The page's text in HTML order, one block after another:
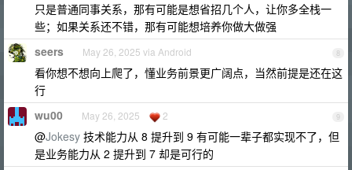
只是普通同事关系，那有可能是想省招几个人，让你多全栈一
些；如果关系还不错，那有可能想培养你做大做强
8
seers May 26, 2025 via Android
看你想不想向上爬了，懂业务前景更广阔点，当然前提是还在这
行
9
wu00 May 26, 2025 2
@Jokesy 技术能力从 8 提升到 9 有可能一辈子都实现不了，但
是业务能力从 2 提升到 7 却是可行的